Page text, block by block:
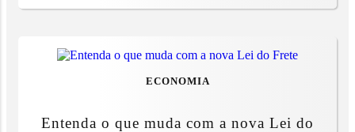
ECONOMIA
Entenda o que muda com a nova Lei do